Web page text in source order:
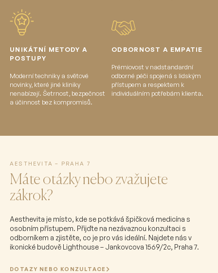
UNIKÁTNÍ METODY A
POSTUPY
Moderní techniky a světové
novinky, které jiné kliniky
nenabízejí. Šetrnost, bezpečnost
a účinnost bez kompromisů.
ODBORNOST A EMPATIE
Prémiovost v nadstandardní
odborné péči spojená s lidským
přístupem a respektem k
individuálním potřebám klienta.
AESTHEVITA – PRAHA 7
Máte otázky nebo zvažujete
zákrok?
Aesthevita je místo, kde se potkává špičková medicína s
osobním přístupem. Přijďte na nezávaznou konzultaci s
odborníkem a zjistěte, co je pro vás ideální. Najdete nás v
ikonické budově Lighthouse – Jankovcova 1569/2c, Praha 7.
DOTAZY NEBO KONZULTACE